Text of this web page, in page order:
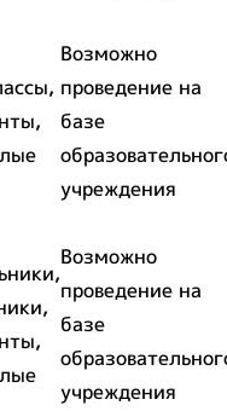
Возможно
проведение на
базе
учреждения
Возможно
проведение на
базе
учреждения